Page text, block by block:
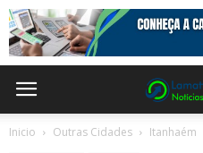
Inicio Outras Cidades Itanhaém